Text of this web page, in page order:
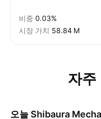
비중 0.03%
시장 가치 ‪58.84 M‬
자주
오늘 Shibaura